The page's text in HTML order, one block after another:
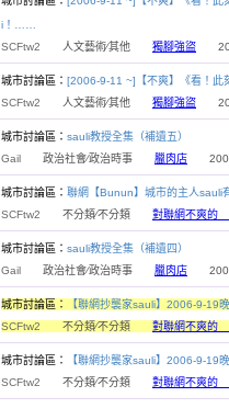
i！……
SCFtw2 人文藝術∕其他 獨腳強盜
城市討論區： [2006-9-11 ~]【不爽】《看！
SCFtw2 人文藝術∕其他 獨腳強盜
城市討論區： sauli教授全集（補遺五）
Gail 政治社會∕政治時事 臘肉店
城市討論區： 聯網【Bunun】城市的主人sauli
SCFtw2 不分類∕不分類 對聯網不爽的
城市討論區： sauli教授全集（補遺四）
Gail 政治社會∕政治時事 臘肉店
城市討論區：
【聯網抄襲家sauli】2006-9-19
SCFtw2 不分類∕不分類 對聯網不爽的
城市討論區：
【聯網抄襲家sauli】2006-9-19
SCFtw2 不分類∕不分類 對聯網不爽的